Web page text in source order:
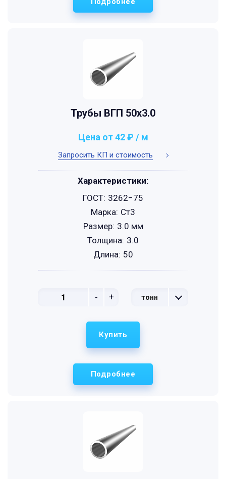
Трубы ВГП 50x3.0
Запросить КП и стоимость
Цена от 42 ₽ / м
- + тонн
Характеристики:
ГОСТ: 3262−75
Марка: Ст3
Размер: 3.0 мм
Толщина: 3.0
Длина: 50
Подробнее
Купить